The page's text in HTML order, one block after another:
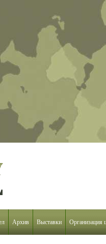
Архив Выставки Организация